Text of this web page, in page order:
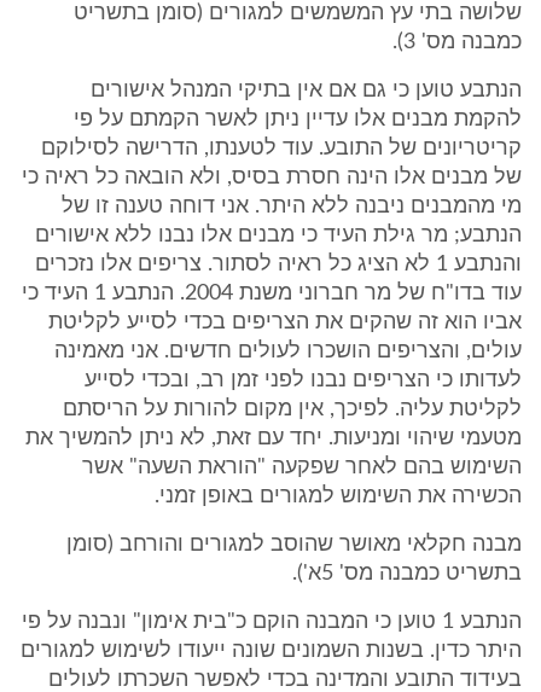
שלושה בתי עץ המשמשים למגורים (סומן בתשריט
כמבנה מס' 3).
הנתבע טוען כי גם אם אין בתיקי המנהל אישורים
להקמת מבנים אלו עדיין ניתן לאשר הקמתם על פי
קריטריונים של התובע. עוד לטענתו, הדרישה לסילוקם
של מבנים אלו הינה חסרת בסיס, ולא הובאה כל ראיה כי
מי מהמבנים ניבנה ללא היתר. אני דוחה טענה זו של
הנתבע; מר גילת העיד כי מבנים אלו נבנו ללא אישורים
והנתבע 1 לא הציג כל ראיה לסתור. צריפים אלו נזכרים
עוד בדו"ח של מר חברוני משנת 2004. הנתבע 1 העיד כי
אביו הוא זה שהקים את הצריפים בכדי לסייע לקליטת
עולים, והצריפים הושכרו לעולים חדשים. אני מאמינה
לעדותו כי הצריפים נבנו לפני זמן רב, ובכדי לסייע
לקליטת עליה. לפיכך, אין מקום להורות על הריסתם
מטעמי שיהוי ומניעות. יחד עם זאת, לא ניתן להמשיך את
השימוש בהם לאחר שפקעה "הוראת השעה" אשר
הכשירה את השימוש למגורים באופן זמני.
מבנה חקלאי מאושר שהוסב למגורים והורחב (סומן
בתשריט כמבנה מס' 5א').
הנתבע 1 טוען כי המבנה הוקם כ"בית אימון" ונבנה על פי
היתר כדין. בשנות השמונים שונה ייעודו לשימוש למגורים
בעידוד התובע והמדינה בכדי לאפשר השכרתו לעולים